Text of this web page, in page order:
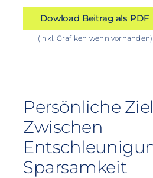
Dowload Beitrag als PDF
(inkl. Grafiken wenn vorhanden)
Persönliche
Zwischen
Sparsamkeit